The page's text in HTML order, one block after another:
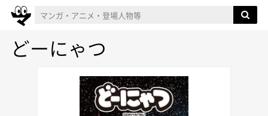
どーにゃつ